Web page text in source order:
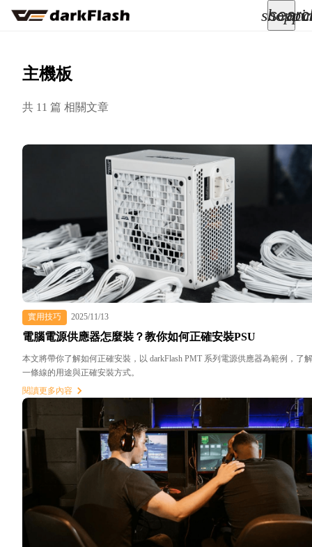
所有商品
keyboard_arrow_down
keyboard_arrow_down
keyboard_arrow_down
支援服務
快速詢價
成為經銷商
主機板
共 11 篇 相關文章
實用技巧 2025/11/13
電腦電源供應器怎麼裝？教你如何正確安裝PSU
本文將帶你了解如何正確安裝，以 darkFlash PMT 系列電源供應器為範例，了
一條線的用途與正確安裝方式。
閱讀更多內容